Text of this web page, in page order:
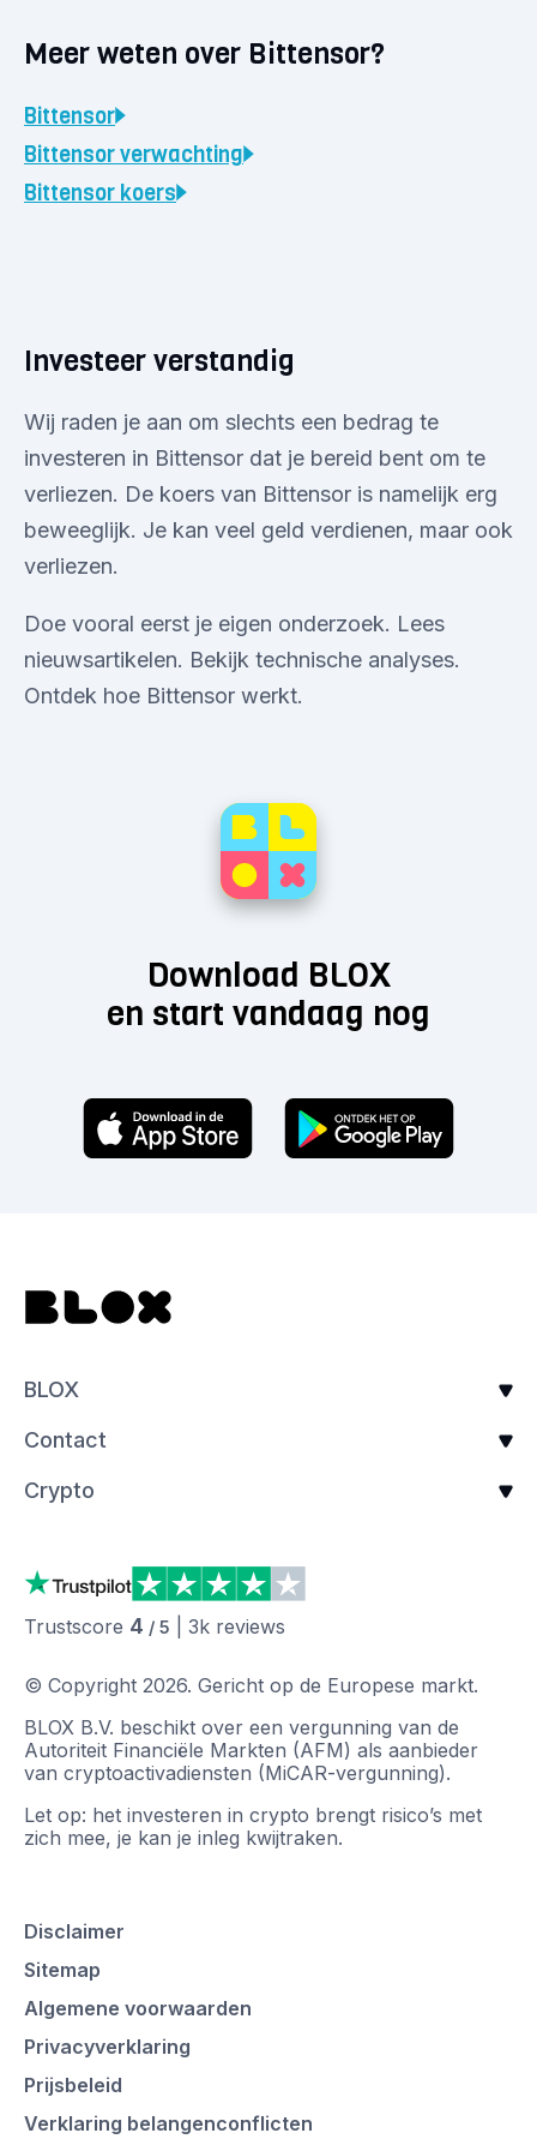
Meer weten over Bittensor?
Bittensor
Bittensorverwachting
Bittensor koers
Investeer verstandig
Wij raden je aan om slechts een bedrag te
investeren in Bittensor dat je bereid bent om te
verliezen. De koers van Bittensor is namelijk erg
beweeglijk. Je kan veel geld verdienen, maar ook
verliezen.
Doe vooral eerst je eigen onderzoek. Lees
nieuwsartikelen. Bekijk technische analyses.
Ontdek hoe Bittensor werkt.
Download BLOX
en start vandaag nog
BLOX
Contact
Crypto
Trustscore 4 / 5 3k reviews
© Copyright 2026. Gericht op de Europese markt.
BLOX B.V. beschikt over een vergunning van de
Autoriteit Financiële Markten (AFM) als aanbieder
van cryptoactivadiensten (MiCAR-vergunning).
Let op: het investeren in crypto brengt risico’s met
zich mee, je kan je inleg kwijtraken.
Disclaimer
Sitemap
Algemene voorwaarden
Privacyverklaring
Prijsbeleid
Verklaring belangenconflicten